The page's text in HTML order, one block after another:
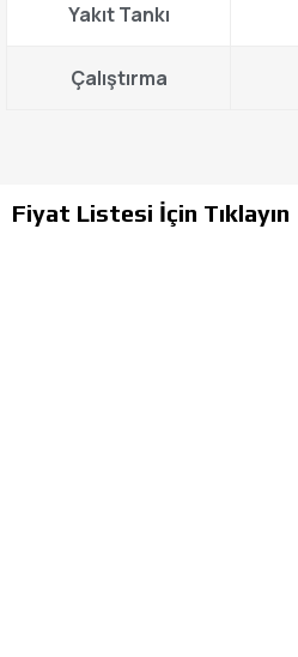
Yakıt Tankı
Çalıştırma
Fiyat Listesi İçin Tıklayın